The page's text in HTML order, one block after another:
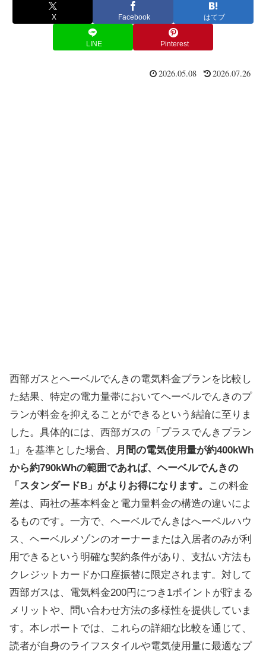
X Facebook はてブ
LINE Pinterest
2026.05.08 2026.07.26
西部ガスとヘーベルでんきの電気料金プランを比較し
た結果、特定の電力量帯においてヘーベルでんきのプ
ランが料金を抑えることができるという結論に至りま
した。具体的には、西部ガスの「プラスでんきプラン
1」を基準とした場合、
月間の電気使用量が約400kWh
から約790kWhの範囲であれば、ヘーベルでんきの
「スタンダードB」がよりお得になります。
この料金
差は、両社の基本料金と電力量料金の構造の違いによ
るものです。一方で、ヘーベルでんきはへーベルハウ
ス、ヘーベルメゾンのオーナーまたは入居者のみが利
用できるという明確な契約条件があり、支払い方法も
クレジットカードか口座振替に限定されます。対して
西部ガスは、電気料金200円につき1ポイントが貯まる
メリットや、問い合わせ方法の多様性を提供していま
す。本レポートでは、これらの詳細な比較を通じて、
読者が自身のライフスタイルや電気使用量に最適なプ